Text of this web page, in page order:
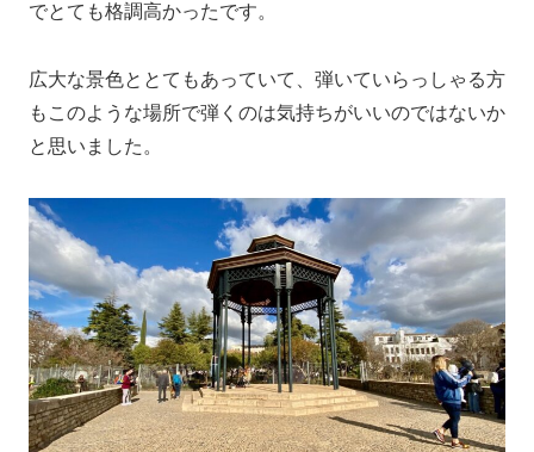
でとても格調高かったです。
広大な景色ととてもあっていて、弾いていらっしゃる方
もこのような場所で弾くのは気持ちがいいのではないか
と思いました。